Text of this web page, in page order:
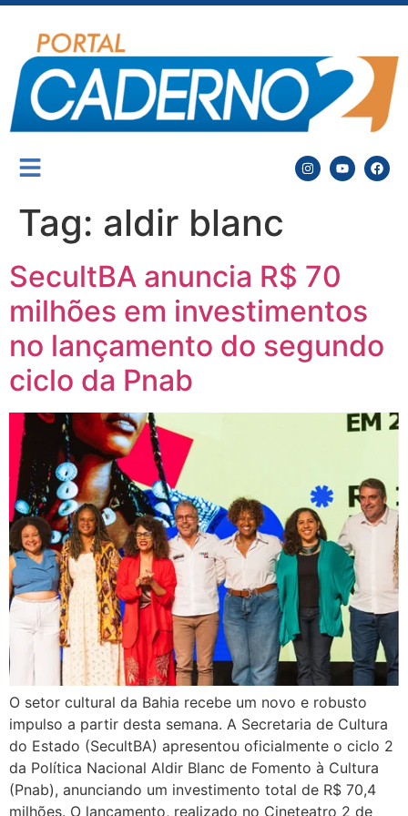
Tag: aldir blanc
SecultBA anuncia R$ 70
milhões em investimentos
no lançamento do segundo
ciclo da Pnab
O setor cultural da Bahia recebe um novo e robusto
impulso a partir desta semana. A Secretaria de Cultura
do Estado (SecultBA) apresentou oficialmente o ciclo 2
da Política Nacional Aldir Blanc de Fomento à Cultura
(Pnab), anunciando um investimento total de R$ 70,4
milhões. O lançamento, realizado no Cineteatro 2 de